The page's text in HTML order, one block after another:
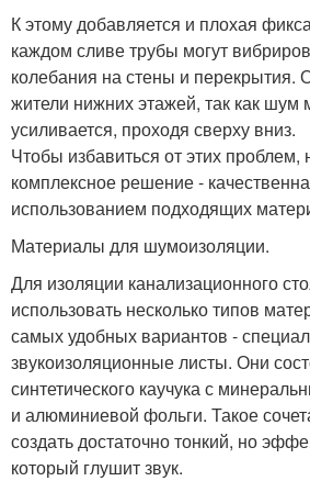
К этому добавляется и плохая
каждом сливе трубы могут
колебания на стены и перекрытия.
жители нижних этажей, так как шум
усиливается, проходя сверху вниз.
Чтобы избавиться от этих проблем,
комплексное решение -
использованием подходящих
Материалы для шумоизоляции.
Для изоляции канализационного
использовать несколько типов
самых удобных вариантов -
звукоизоляционные листы. Они
синтетического каучука с
и алюминиевой фольги. Такое
создать достаточно тонкий, но
который глушит звук.